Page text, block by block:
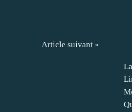
Article suivant »